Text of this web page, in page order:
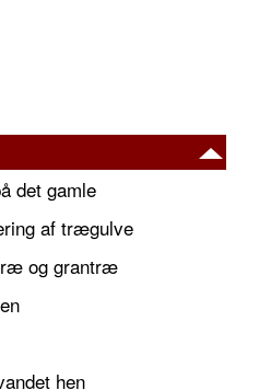
det gamle
af trægulve
og grantræ
hen